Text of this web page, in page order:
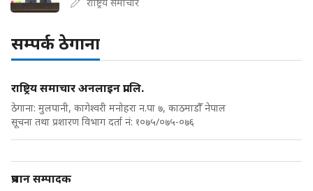
राष्ट्रिय समाचार
सम्पर्क ठेगाना
राष्ट्रिय समाचार अनलाइन प्रा.लि.
ठेगाना: मुलपानी, कागेश्वरी मनोहरा न.पा ७, काठमाडौँ नेपाल
सूचना तथा प्रशारण विभाग दर्ता नं: १०७५/०७५-०७६
प्रधान सम्पादक